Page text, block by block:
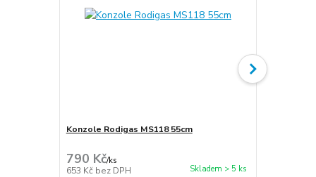
Konzole Rodigas MS118 55cm
790 Kč/ks
653 Kč bez DPH Skladem > 5 ks